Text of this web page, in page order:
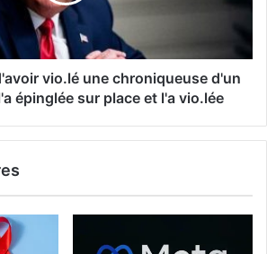
vio.lé une chroniqueuse d'un
épinglée sur place et l'a vio.lée